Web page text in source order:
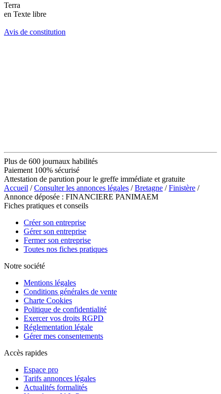
Terra
en Texte libre
Avis de constitution
Plus de 600 journaux habilités
Paiement 100% sécurisé
Attestation de parution pour le greffe immédiate et gratuite
Accueil /Consulter les annonces légales /Bretagne /Finistère /
Annonce déposée : FINANCIERE PANIMAEM
Fiches pratiques et conseils
Créer son entreprise
Gérer son entreprise
Fermer son entreprise
Toutes nos fiches pratiques
Notre société
Mentions légales
Conditions générales de vente
Charte Cookies
Politique de confidentialité
Exercer vos droits RGPD
Réglementation légale
Gérer mes consentements
Accès rapides
Espace pro
Tarifs annonces légales
Actualités formalités